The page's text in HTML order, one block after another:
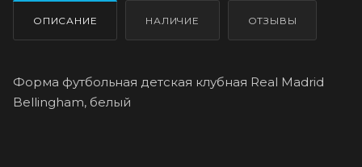
ОПИСАНИЕ НАЛИЧИЕ ОТЗЫВЫ
Форма футбольная детская клубная Real Madrid
Bellingham, белый